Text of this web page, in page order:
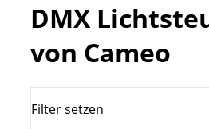
DMX
von Cameo
Filter setzen